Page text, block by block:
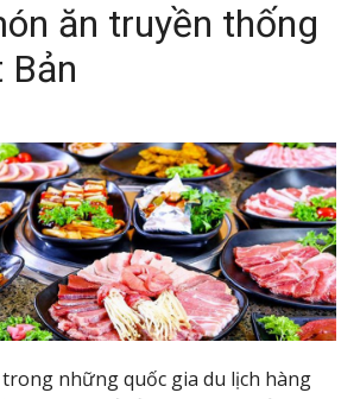
ăn truyền thống
Bản
những quốc gia du lịch hàng